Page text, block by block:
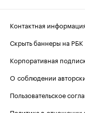
Контактная
Скрыть баннеры на РБК
Корпоративная
О соблюдении
Пользовательское